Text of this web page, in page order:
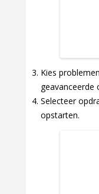
Kies
geavanceerde
Selecteer
opstarten.